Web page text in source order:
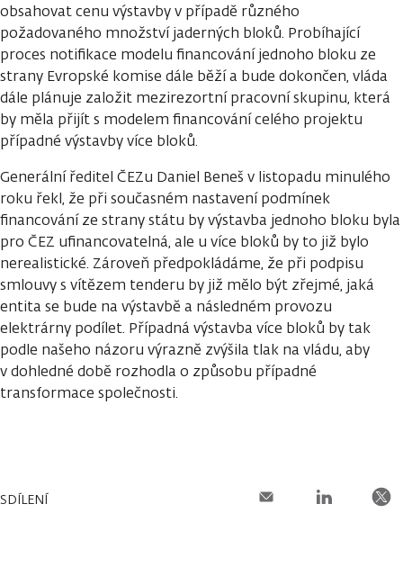
obsahovat cenu výstavby v případě různého
požadovaného množství jaderných bloků. Probíhající
proces notifikace modelu financování jednoho bloku ze
strany Evropské komise dále běží a bude dokončen, vláda
dále plánuje založit mezirezortní pracovní skupinu, která
by měla přijít s modelem financování celého projektu
případné výstavby více bloků.
Generální ředitel ČEZu Daniel Beneš v listopadu minulého
roku řekl, že při současném nastavení podmínek
financování ze strany státu by výstavba jednoho bloku byla
pro ČEZ ufinancovatelná, ale u více bloků by to již bylo
nerealistické. Zároveň předpokládáme, že při podpisu
smlouvy s vítězem tenderu by již mělo být zřejmé, jaká
entita se bude na výstavbě a následném provozu
elektrárny podílet. Případná výstavba více bloků by tak
podle našeho názoru výrazně zvýšila tlak na vládu, aby
v dohledné době rozhodla o způsobu případné
transformace společnosti.
SDÍLENÍ